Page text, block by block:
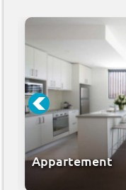
Appartement